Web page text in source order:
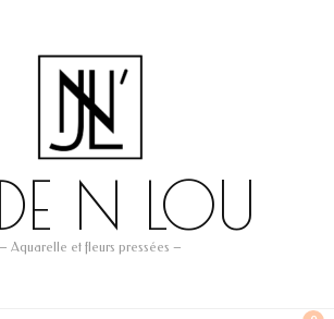
N LOU
– Aquarelle et fleurs pressées –